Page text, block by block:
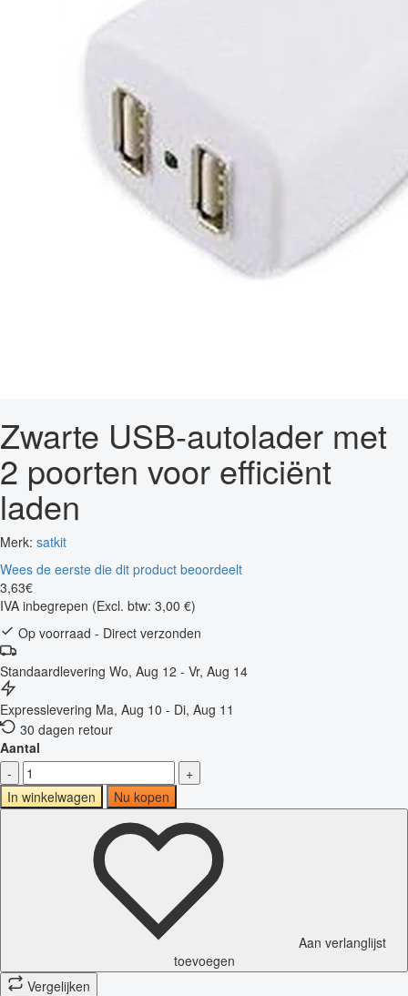
Zwarte USB-autolader met
2 poorten voor efficiënt
laden
Merk: satkit
Wees de eerste die dit product beoordeelt
3,63€
IVA inbegrepen (Excl. btw: 3,00 €)
Op voorraad - Direct verzonden
Standaardlevering Wo, Aug 12 - Vr, Aug 14
Expresslevering Ma, Aug 10 - Di, Aug 11
30 dagen retour
Aantal
-
+
In winkelwagen
Nu kopen
Aan verlanglijst
toevoegen
Vergelijken